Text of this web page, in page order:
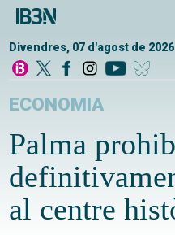
Divendres, 07 d'agost de 2026
ECONOMIA
Palma
al centre